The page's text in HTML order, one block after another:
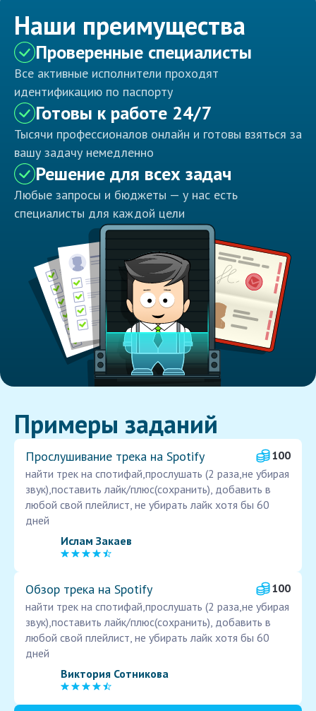
Наши преимущества
Проверенные специалисты
Все активные исполнители проходят
идентификацию по паспорту
Готовы к работе 24/7
Тысячи профессионалов онлайн и готовы взяться за
вашу задачу немедленно
Решение для всех задач
Любые запросы и бюджеты — у нас есть
специалисты для каждой цели
Примеры заданий
Прослушивание трека на Spotify
100
найти трек на спотифай,прослушать (2 раза,не убирая
звук),поставить лайк/плюс(сохранить), добавить в
любой свой плейлист, не убирать лайк хотя бы 60
дней
Ислам Закаев
Обзор трека на Spotify
100
найти трек на спотифай,прослушать (2 раза,не убирая
звук),поставить лайк/плюс(сохранить), добавить в
любой свой плейлист, не убирать лайк хотя бы 60
дней
Виктория Сотникова